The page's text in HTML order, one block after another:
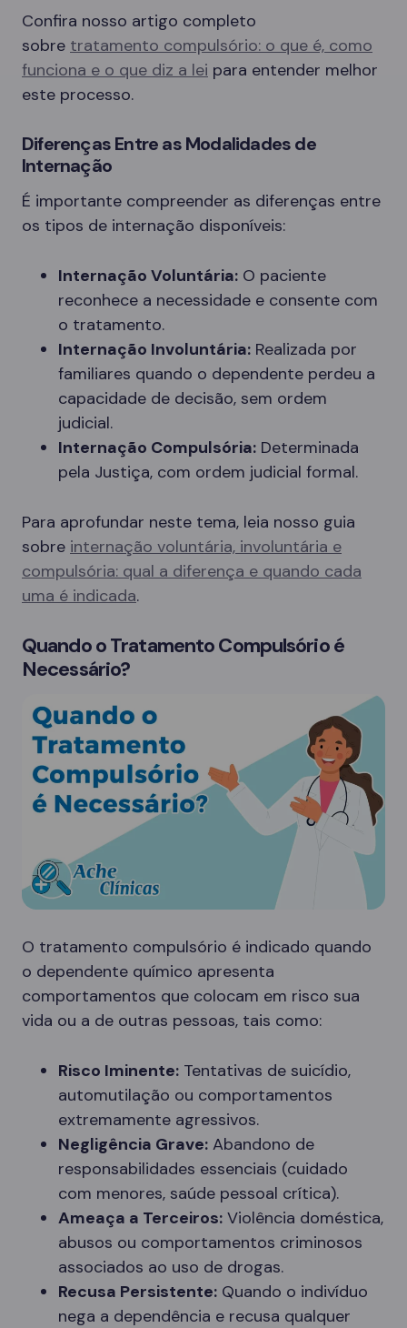
Confira nosso artigo completo
sobre tratamento compulsório: o que é, como
funciona e o que diz a lei para entender melhor
este processo.
Diferenças Entre as Modalidades de
Internação
É importante compreender as diferenças entre
os tipos de internação disponíveis:
Internação Voluntária: O paciente
reconhece a necessidade e consente com
o tratamento.
Internação Involuntária: Realizada por
familiares quando o dependente perdeu a
capacidade de decisão, sem ordem
judicial.
Internação Compulsória: Determinada
pela Justiça, com ordem judicial formal.
Para aprofundar neste tema, leia nosso guia
sobre internação voluntária, involuntária e
compulsória: qual a diferença e quando cada
uma é indicada.
Quando o Tratamento Compulsório é
Necessário?
O tratamento compulsório é indicado quando
o dependente químico apresenta
comportamentos que colocam em risco sua
vida ou a de outras pessoas, tais como:
Risco Iminente: Tentativas de suicídio,
automutilação ou comportamentos
extremamente agressivos.
Negligência Grave: Abandono de
responsabilidades essenciais (cuidado
com menores, saúde pessoal crítica).
Ameaça a Terceiros: Violência doméstica,
abusos ou comportamentos criminosos
associados ao uso de drogas.
Recusa Persistente: Quando o indivíduo
nega a dependência e recusa qualquer